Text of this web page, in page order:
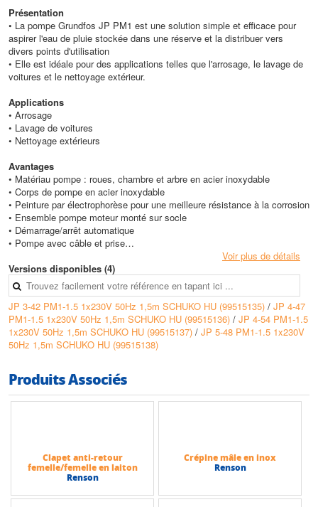
Présentation
• La pompe Grundfos JP PM1 est une solution simple et efficace pour
aspirer l'eau de pluie stockée dans une réserve et la distribuer vers
divers points d'utilisation
• Elle est idéale pour des applications telles que l'arrosage, le lavage de
voitures et le nettoyage extérieur.
Applications
• Arrosage
• Lavage de voitures
• Nettoyage extérieurs
Avantages
• Matériau pompe : roues, chambre et arbre en acier inoxydable
• Corps de pompe en acier inoxydable
• Peinture par électrophorèse pour une meilleure résistance à la corrosion
• Ensemble pompe moteur monté sur socle
• Démarrage/arrêt automatique
• Pompe avec câble et prise
Conception
• Tension d'alimentation : 1 x 220-240 V, 50 Hz
• Indice de protection : PM : IP65, JP PM1 : IP44
• Classe d'isolation : F
• Hauteur d'aspiration maxi : 8 m (4 m si PM installé sur la pompe)
• Pression maximale de service : 6 bars
particules solides ni fibres
• Température ambiante : +50°C maxi
• Protections intégrées : surcharge, surchauffe moteur, marche à sec,
• Hauteur max (HMT) : 50 m
• Débit max (m3/h) : 5,3 m3/h
Voir plus de détails
Versions disponibles (4)
JP 3-42 PM1-1.5 1x230V 50Hz 1,5m SCHUKO HU (99515135) / JP 4-47
PM1-1.5 1x230V 50Hz 1,5m SCHUKO HU (99515136) / JP 4-54 PM1-1.5
1x230V 50Hz 1,5m SCHUKO HU (99515137) / JP 5-48 PM1-1.5 1x230V
50Hz 1,5m SCHUKO HU (99515138)
Produits Associés
Clapet anti-retour
femelle/femelle en laiton
Renson
Crépine mâle en inox
Renson